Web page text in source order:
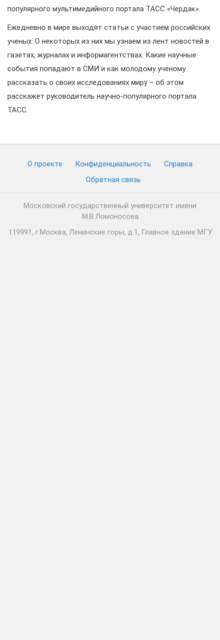
популярного мультимедийного портала ТАСС «Чердак».
Ежедневно в мире выходят статьи с участием российских
ученых. О некоторых из них мы узнаем из лент новостей в
газетах, журналах и информагентствах. Какие научные
события попадают в СМИ и как молодому ученому
рассказать о своих исследованиях миру – об этом
расскажет руководитель научно-популярного портала
ТАСС.
О проекте Конфиденциальность
Cправка
Обратная связь
Московский государственный университет имени
М.В.Ломоносова
119991, г.Москва, Ленинские горы, д.1, Главное здание МГУ